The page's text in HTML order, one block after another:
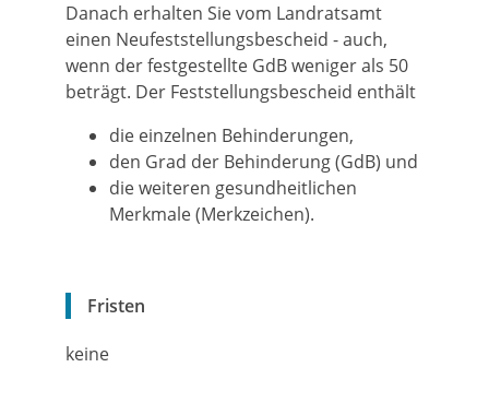
Danach erhalten Sie vom Landratsamt
einen Neufeststellungsbescheid - auch,
wenn der festgestellte GdB weniger als 50
beträgt. Der Feststellungsbescheid enthält
die einzelnen Behinderungen,
den Grad der Behinderung (GdB) und
die weiteren gesundheitlichen
Merkmale (Merkzeichen).
Fristen
keine